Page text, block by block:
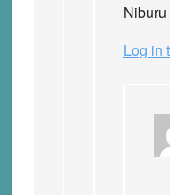
Log in